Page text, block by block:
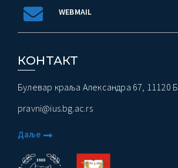
WEBMAIL
КОНТАКТ
Булевар краља Александра 67, 11120
pravni@ius.bg.ac.rs
Даље